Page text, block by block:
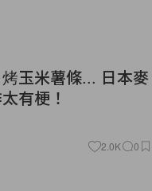
玉米薯條... 日本麥
有梗！
2.0K 0